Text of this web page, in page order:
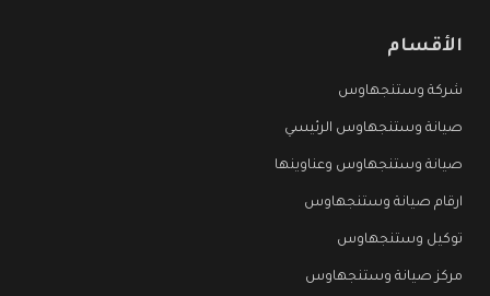
الأقسام
شركة وستنجهاوس
صيانة وستنجهاوس الرئيسي
صيانة وستنجهاوس وعناوينها
ارقام صيانة وستنجهاوس
توكيل وستنجهاوس
مركز صيانة وستنجهاوس